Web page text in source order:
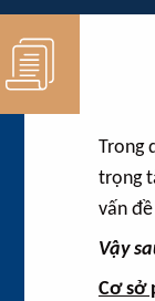
Trong
trọng
vấn
Vậy
Cơ sở